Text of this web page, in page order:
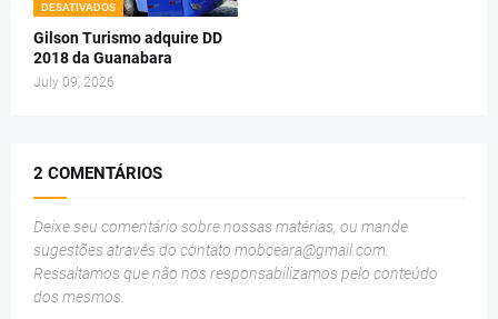
DESATIVADOS
Gilson Turismo adquire DD
2018 da Guanabara
July 09, 2026
2 COMENTÁRIOS
Deixe seu comentário sobre nossas matérias, ou mande
sugestões através do contato mobceara@gmail.com.
Ressaltamos que não nos responsabilizamos pelo conteúdo
dos mesmos.